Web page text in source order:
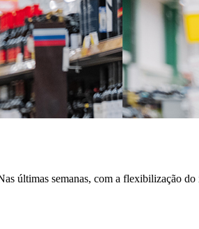
últimas semanas, com a flexibilização do